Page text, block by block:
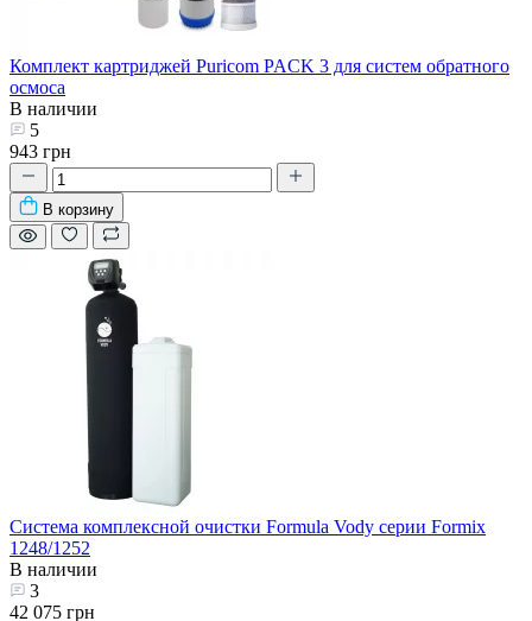
Комплект картриджей Puricom PACK 3 для систем обратного
осмоса
В наличии
5
943 грн
В корзину
Система комплексной очистки Formula Vody серии Formix
1248/1252
В наличии
3
42 075 грн